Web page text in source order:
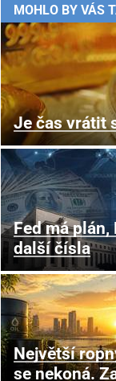
MOHLO BY VÁS
Je čas vrátit
Fed má plán,
další čísla
Největší
se nekoná.